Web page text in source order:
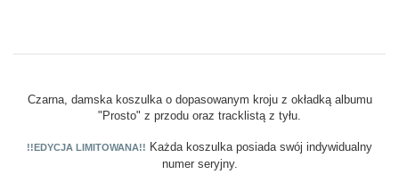
Czarna, damska koszulka o dopasowanym kroju z okładką albumu
"Prosto" z przodu oraz tracklistą z tyłu.
!!EDYCJA LIMITOWANA!! Każda koszulka posiada swój indywidualny
numer seryjny.